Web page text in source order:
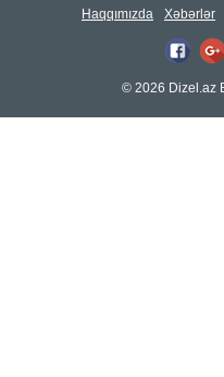
Haqqımızda Xəbərlər
© 2026 Dizel.az